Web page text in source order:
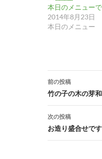
本日のメニュー
2014年8月23日
本日のメニュー
投
稿
ナ
ビ
ゲ
前の投稿
竹の子の木の芽
次の投稿
お造り盛合せで